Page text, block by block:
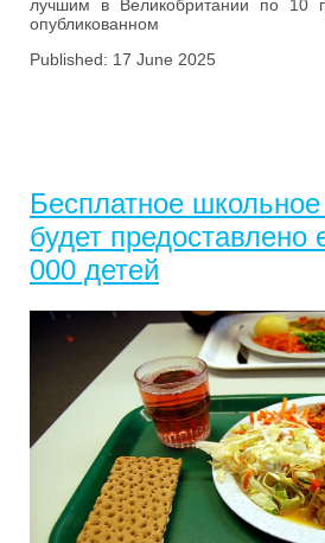
лучшим в Великобритании по 10
опубликованном
Published: 17 June 2025
Бесплатное
будет
000 детей